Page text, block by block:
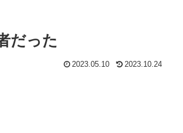
だった
2023.05.10 2023.10.24